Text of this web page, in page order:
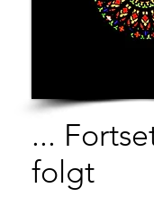
...
folgt